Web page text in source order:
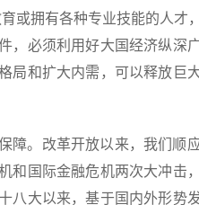
或拥有各种专业技能的人才
，必须利用好大国经济纵深
局和扩大内需，可以释放巨
障。改革开放以来，我们顺
国际金融危机两次大冲击
八大以来，基于国内外形势